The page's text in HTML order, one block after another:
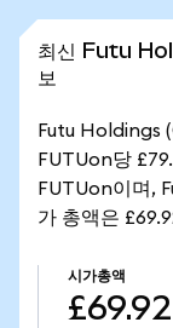
최신 Futu
보
Futu Holdings
FUTUon당
FUTUon이며,
가 총액은
시가총액